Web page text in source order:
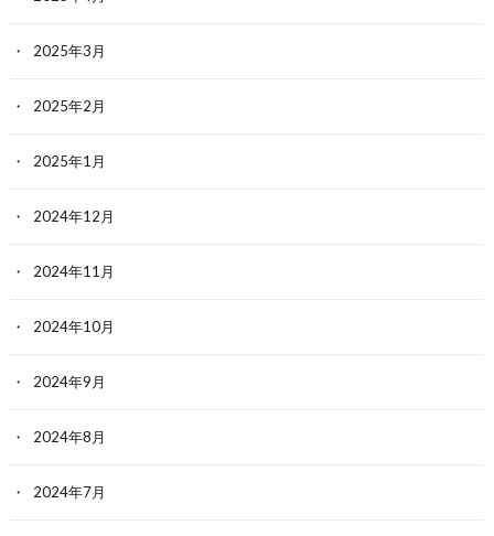
2025年3月
2025年2月
2025年1月
2024年12月
2024年11月
2024年10月
2024年9月
2024年8月
2024年7月